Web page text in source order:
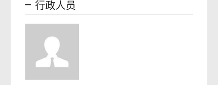
行政人员